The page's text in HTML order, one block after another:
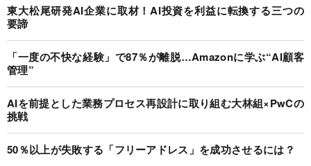
東大松尾研発AI企業に取材！AI投資を利益に転換する三つの
要諦
「一度の不快な経験」で87％が離脱…Amazonに学ぶ“AI顧客
管理”
AIを前提とした業務プロセス再設計に取り組む大林組×PwCの
挑戦
50％以上が失敗する「フリーアドレス」を成功させるには？